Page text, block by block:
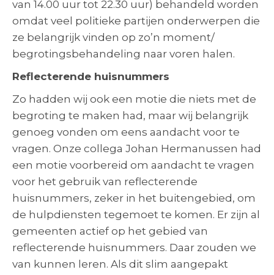
van 14.00 uur tot 22.30 uur) behandeld worden
omdat veel politieke partijen onderwerpen die
ze belangrijk vinden op zo’n moment/
begrotingsbehandeling naar voren halen.
Reflecterende huisnummers
Zo hadden wij ook een motie die niets met de
begroting te maken had, maar wij belangrijk
genoeg vonden om eens aandacht voor te
vragen. Onze collega Johan Hermanussen had
een motie voorbereid om aandacht te vragen
voor het gebruik van reflecterende
huisnummers, zeker in het buitengebied, om
de hulpdiensten tegemoet te komen. Er zijn al
gemeenten actief op het gebied van
reflecterende huisnummers. Daar zouden we
van kunnen leren. Als dit slim aangepakt